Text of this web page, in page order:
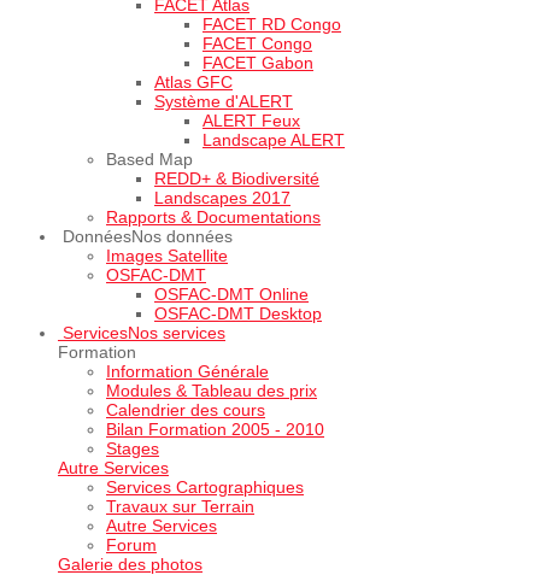
FACET Atlas
FACET RD Congo
FACET Congo
FACET Gabon
Atlas GFC
Système d'ALERT
ALERT Feux
Landscape ALERT
Based Map
REDD+ & Biodiversité
Landscapes 2017
Rapports & Documentations
DonnéesNos données
Images Satellite
OSFAC-DMT
OSFAC-DMT Online
OSFAC-DMT Desktop
ServicesNos services
Formation
Information Générale
Modules & Tableau des prix
Calendrier des cours
Bilan Formation 2005 - 2010
Stages
Autre Services
Services Cartographiques
Travaux sur Terrain
Autre Services
Forum
Galerie des photos